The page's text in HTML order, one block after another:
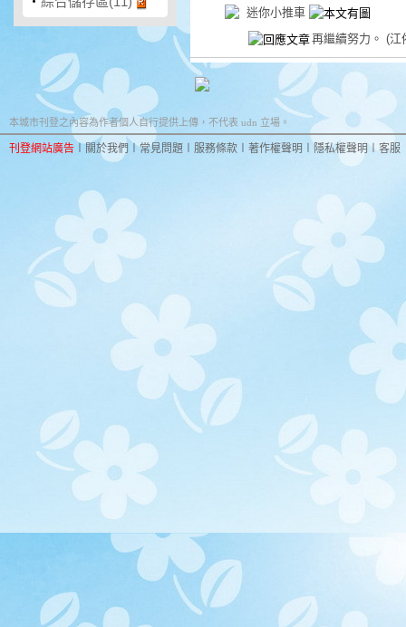
迷你小推車
再繼續努力。 (江
本城市刊登之內容為作者個人自行提供上傳，不代表 udn 立場。
刊登網站廣告 關於我們 ︱常見問題 服務條款 著作權聲明 隱私權聲明 ︱客服